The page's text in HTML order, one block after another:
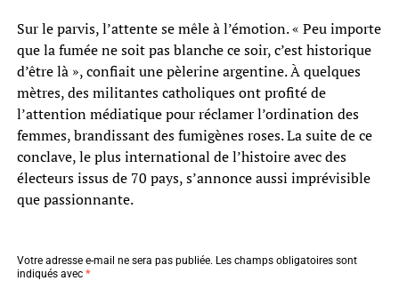
Sur le parvis, l’attente se mêle à l’émotion. « Peu importe
que la fumée ne soit pas blanche ce soir, c’est historique
d’être là », confiait une pèlerine argentine. À quelques
mètres, des militantes catholiques ont profité de
l’attention médiatique pour réclamer l’ordination des
femmes, brandissant des fumigènes roses. La suite de ce
conclave, le plus international de l’histoire avec des
électeurs issus de 70 pays, s’annonce aussi imprévisible
que passionnante.
Votre adresse e-mail ne sera pas publiée. Les champs obligatoires sont
indiqués avec *